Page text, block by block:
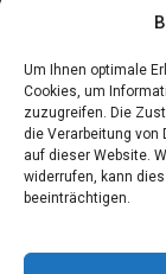
Um Ihnen optimale
Cookies, um
zuzugreifen. Die
die Verarbeitung von
auf dieser Website.
widerrufen, kann
beeinträchtigen.
Unterschied